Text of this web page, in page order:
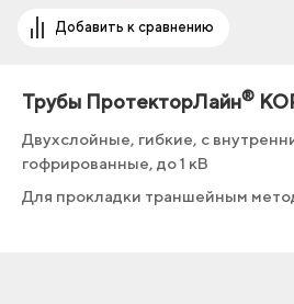
Добавить к сравнению
Трубы ПротекторЛайн®
Двухслойные, гибкие, с
гофрированные, до 1 кВ
Для прокладки траншейным